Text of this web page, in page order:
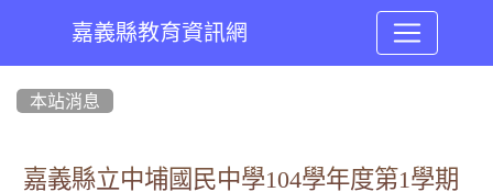
嘉義縣教育資訊網
本站消息
嘉義縣立中埔國民中學104學年度第1學期